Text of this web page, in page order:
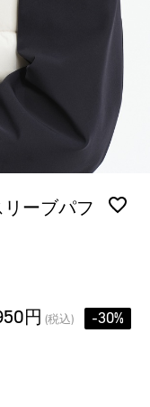
ーブパフ
円 (税込) -30%